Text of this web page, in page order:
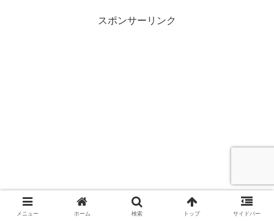
スポンサーリンク
メニュー ホーム 検索 トップ サイドバー